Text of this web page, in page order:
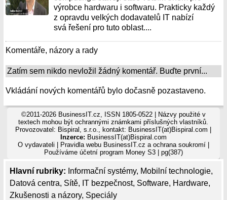
Hlavní rubriky: Informační systémy, Mobilní technologie,
Datová centra, Sítě, IT bezpečnost, Software, Hardware,
Zkušenosti a názory, Speciály
výrobce hardwaru i softwaru. Prakticky každý
z opravdu velkých dodavatelů IT nabízí
svá řešení pro tuto oblast....
Komentáře, názory a rady
Zatím sem nikdo nevložil žádný komentář. Buďte první...
Vkládání nových komentářů bylo dočasně pozastaveno.
©2011-2026 BusinessIT.cz, ISSN 1805-0522 | Názvy použité v
textech mohou být ochrannými známkami příslušných vlastníků.
Provozovatel: Bispiral, s.r.o., kontakt: BusinessIT(at)Bispiral.com |
Inzerce: BusinessIT(at)Bispiral.com
O vydavateli
Pravidla webu BusinessIT.cz a ochrana soukromí|
Používáme účetní program Money S3| pg(387)